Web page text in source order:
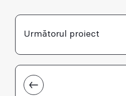
Următorul proiect